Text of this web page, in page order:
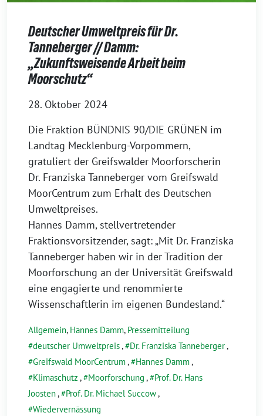
Deutscher Umweltpreis für Dr.
Tanneberger // Damm:
„Zukunftsweisende Arbeit beim
Moorschutz“
28. Oktober 2024
Die Fraktion BÜNDNIS 90/DIE GRÜNEN im
Landtag Mecklenburg-Vorpommern,
gratuliert der Greifswalder Moorforscherin
Dr. Franziska Tanneberger vom Greifswald
MoorCentrum zum Erhalt des Deutschen
Umweltpreises.
Hannes Damm, stellvertretender
Fraktionsvorsitzender, sagt: „Mit Dr. Franziska
Tanneberger haben wir in der Tradition der
Moorforschung an der Universität Greifswald
eine engagierte und renommierte
Wissenschaftlerin im eigenen Bundesland.“
Allgemein, Hannes Damm, Pressemitteilung
deutscher Umweltpreis, Dr. Franziska Tanneberger,
Greifswald MoorCentrum, Hannes Damm,
Klimaschutz , Moorforschung ,
Prof. Dr. Hans
Joosten, Prof. Dr. Michael Succow,
Wiedervernässung